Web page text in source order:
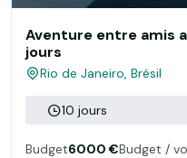
Aventure entre amis
jours
Rio de Janeiro, Brésil
10 jours
Budget6000 €Budget /